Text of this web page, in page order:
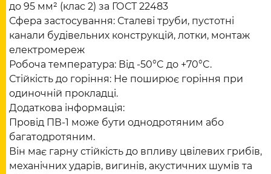
до 95 мм² (клас 2) за ГОСТ 22483
Сфера застосування: Сталеві труби, пустотні
канали будівельних конструкцій, лотки, монтаж
електромереж
Робоча температура: Від -50°C до +70°C.
Стійкість до горіння: Не поширює горіння при
одиночній прокладці.
Додаткова інформація:
Провід ПВ-1 може бути однодротяним або
багатодротяним.
Він має гарну стійкість до впливу цвілевих грибів,
механічних ударів, вигинів, акустичних шумів та